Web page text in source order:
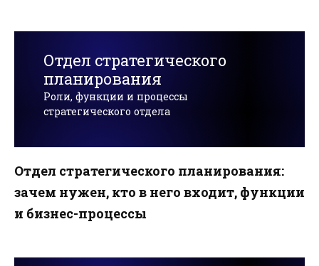
Отдел стратегического
планирования
Роли, функции и процессы
стратегического отдела
Отдел стратегического планирования:
зачем нужен, кто в него входит, функции
и бизнес-процессы